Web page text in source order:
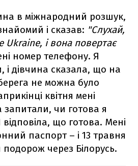
в міжнародний розшук,
і сказав: "Слухай,
Ukraine, і вона повертає
номер телефону. Я
і дівчина сказала, що на
не можна було
квітня мені
чи готова я
що готова. Мені
паспорт – і 13 травня
через Білорусь.